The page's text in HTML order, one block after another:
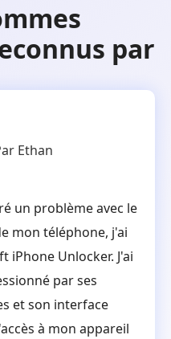
par
Ethan
un problème avec le
mon téléphone, j'ai
iPhone Unlocker. J'ai
par ses
et son interface
à mon appareil